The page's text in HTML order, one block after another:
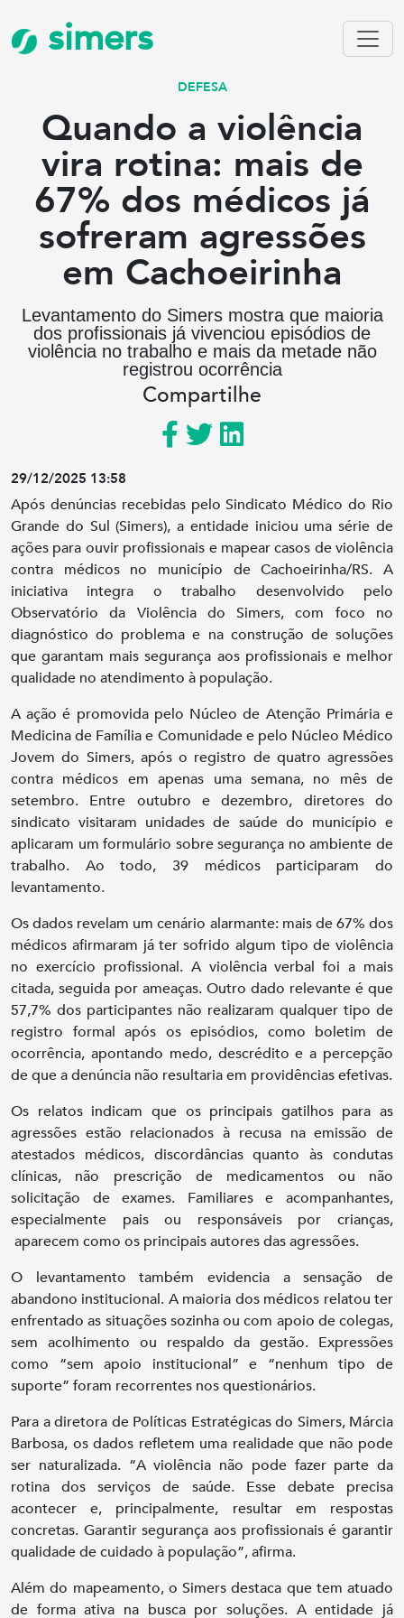
simers
DEFESA
Quando a violência
vira rotina: mais de
67% dos médicos já
sofreram agressões
em Cachoeirinha
Levantamento do Simers mostra que maioria
dos profissionais já vivenciou episódios de
violência no trabalho e mais da metade não
registrou ocorrência
Compartilhe
29/12/2025 13:58
Após denúncias recebidas pelo Sindicato Médico do Rio
Grande do Sul (Simers), a entidade iniciou uma série de
ações para ouvir profissionais e mapear casos de violência
contra médicos no município de Cachoeirinha/RS. A
iniciativa integra o trabalho desenvolvido pelo
Observatório da Violência do Simers, com foco no
diagnóstico do problema e na construção de soluções
que garantam mais segurança aos profissionais e melhor
qualidade no atendimento à população.
A ação é promovida pelo Núcleo de Atenção Primária e
Medicina de Família e Comunidade e pelo Núcleo Médico
Jovem do Simers, após o registro de quatro agressões
contra médicos em apenas uma semana, no mês de
setembro. Entre outubro e dezembro, diretores do
sindicato visitaram unidades de saúde do município e
aplicaram um formulário sobre segurança no ambiente de
trabalho. Ao todo, 39 médicos participaram do
levantamento.
Os dados revelam um cenário alarmante: mais de 67% dos
médicos afirmaram já ter sofrido algum tipo de violência
no exercício profissional. A violência verbal foi a mais
citada, seguida por ameaças. Outro dado relevante é que
57,7% dos participantes não realizaram qualquer tipo de
registro formal após os episódios, como boletim de
ocorrência, apontando medo, descrédito e a percepção
de que a denúncia não resultaria em providências efetivas.
Os relatos indicam que os principais gatilhos para as
agressões estão relacionados à recusa na emissão de
atestados médicos, discordâncias quanto às condutas
clínicas, não prescrição de medicamentos ou não
solicitação de exames. Familiares e acompanhantes,
especialmente pais ou responsáveis por crianças,
aparecem como os principais autores das agressões.
O levantamento também evidencia a sensação de
abandono institucional. A maioria dos médicos relatou ter
enfrentado as situações sozinha ou com apoio de colegas,
sem acolhimento ou respaldo da gestão. Expressões
como “sem apoio institucional” e “nenhum tipo de
suporte” foram recorrentes nos questionários.
Para a diretora de Políticas Estratégicas do Simers, Márcia
Barbosa, os dados refletem uma realidade que não pode
ser naturalizada. “A violência não pode fazer parte da
rotina dos serviços de saúde. Esse debate precisa
acontecer e, principalmente, resultar em respostas
concretas. Garantir segurança aos profissionais é garantir
qualidade de cuidado à população”, afirma.
Além do mapeamento, o Simers destaca que tem atuado
de forma ativa na busca por soluções. A entidade já